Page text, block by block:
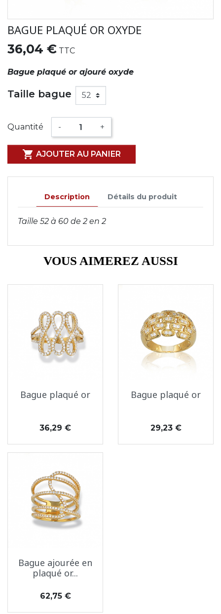
BAGUE PLAQUÉ OR OXYDE
36,04 € TTC
Bague plaqué or ajouré oxyde
Taille bague
Quantité - +
 AJOUTER AU PANIER
Description Détails du produit
Taille 52 à 60 de 2 en 2
VOUS AIMEREZ AUSSI
Bague plaqué or
Prix
36,29 €
Bague plaqué or
Prix
29,23 €
Bague ajourée en
plaqué or...
Prix
62,75 €